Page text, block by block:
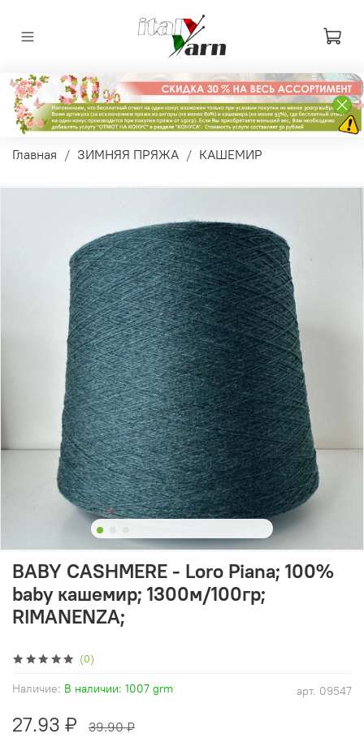
Главная ЗИМНЯЯ ПРЯЖА КАШЕМИР
(0)
арт. 09547
Наличие: В наличии: 1007 grm
BABY CASHMERE - Loro Piana; 100%
baby кашемир; 1300м/100гр;
RIMANENZA;
27.93 ₽ 39.90 ₽